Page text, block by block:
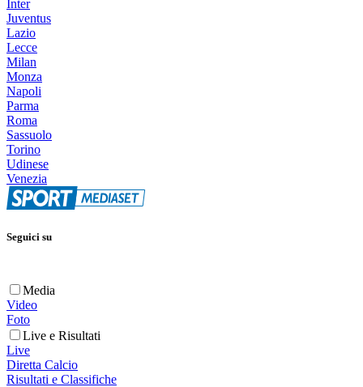
Inter
Juventus
Lazio
Lecce
Milan
Monza
Napoli
Parma
Roma
Sassuolo
Torino
Udinese
Venezia
Seguici su
Media
Video
Foto
Live e Risultati
Live
Diretta Calcio
Risultati e Classifiche